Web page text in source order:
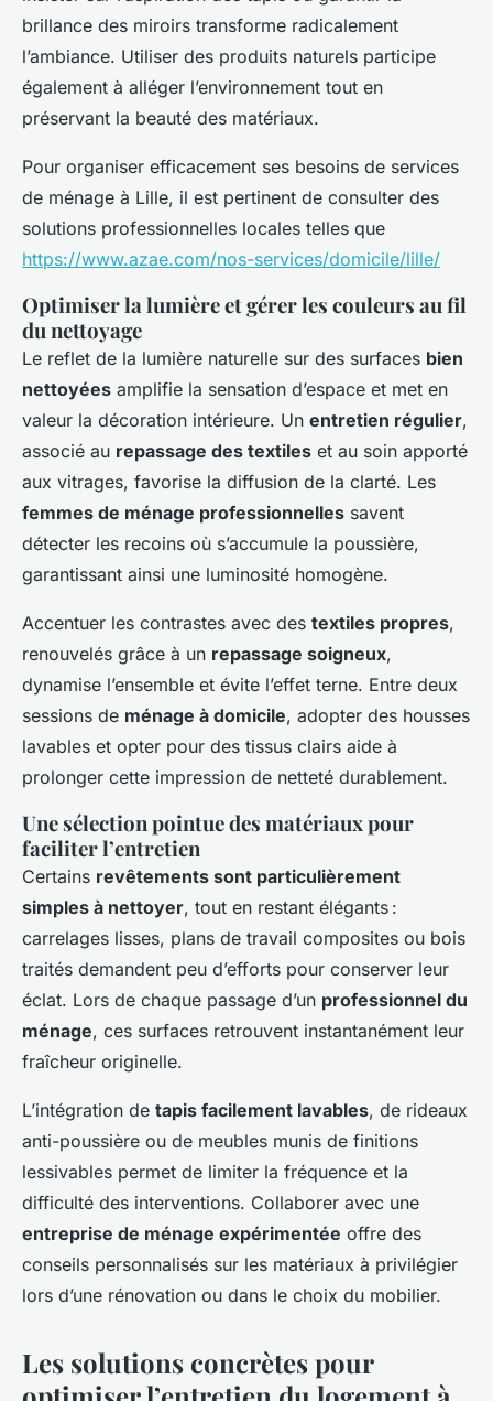
brillance des miroirs transforme radicalement
l’ambiance. Utiliser des produits naturels participe
également à alléger l’environnement tout en
préservant la beauté des matériaux.
Pour organiser efficacement ses besoins de services
de ménage à Lille, il est pertinent de consulter des
solutions professionnelles locales telles que
https://www.azae.com/nos-services/domicile/lille/
Optimiser la lumière et gérer les couleurs au fil
du nettoyage
Le reflet de la lumière naturelle sur des surfaces bien
nettoyées amplifie la sensation d’espace et met en
valeur la décoration intérieure. Un entretien régulier,
associé au repassage des textiles et au soin apporté
aux vitrages, favorise la diffusion de la clarté. Les
femmes de ménage professionnelles savent
détecter les recoins où s’accumule la poussière,
garantissant ainsi une luminosité homogène.
Accentuer les contrastes avec des textiles propres,
renouvelés grâce à un repassage soigneux,
dynamise l’ensemble et évite l’effet terne. Entre deux
sessions de ménage à domicile, adopter des housses
lavables et opter pour des tissus clairs aide à
prolonger cette impression de netteté durablement.
Une sélection pointue des matériaux pour
faciliter l’entretien
Certains revêtements sont particulièrement
simples à nettoyer, tout en restant élégants :
carrelages lisses, plans de travail composites ou bois
traités demandent peu d’efforts pour conserver leur
éclat. Lors de chaque passage d’un professionnel du
ménage, ces surfaces retrouvent instantanément leur
fraîcheur originelle.
L’intégration de tapis facilement lavables, de rideaux
anti-poussière ou de meubles munis de finitions
lessivables permet de limiter la fréquence et la
difficulté des interventions. Collaborer avec une
entreprise de ménage expérimentée offre des
conseils personnalisés sur les matériaux à privilégier
lors d’une rénovation ou dans le choix du mobilier.
Les solutions concrètes pour